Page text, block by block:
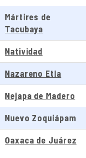
Mártires de
Tacubaya
Natividad
Nazareno Etla
Nejapa de Madero
Nuevo Zoquiápam
Oaxaca de Juárez